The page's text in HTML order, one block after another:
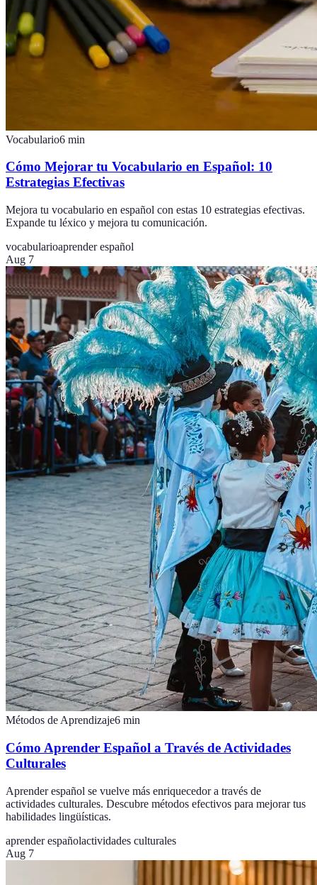
Vocabulario6 min
Cómo Mejorar tu Vocabulario en Español: 10
Estrategias Efectivas
Mejora tu vocabulario en español con estas 10 estrategias efectivas.
Expande tu léxico y mejora tu comunicación.
vocabularioaprender español
Aug 7
Métodos de Aprendizaje6 min
Cómo Aprender Español a Través de Actividades
Culturales
Aprender español se vuelve más enriquecedor a través de
actividades culturales. Descubre métodos efectivos para mejorar tus
habilidades lingüísticas.
aprender españolactividades culturales
Aug 7